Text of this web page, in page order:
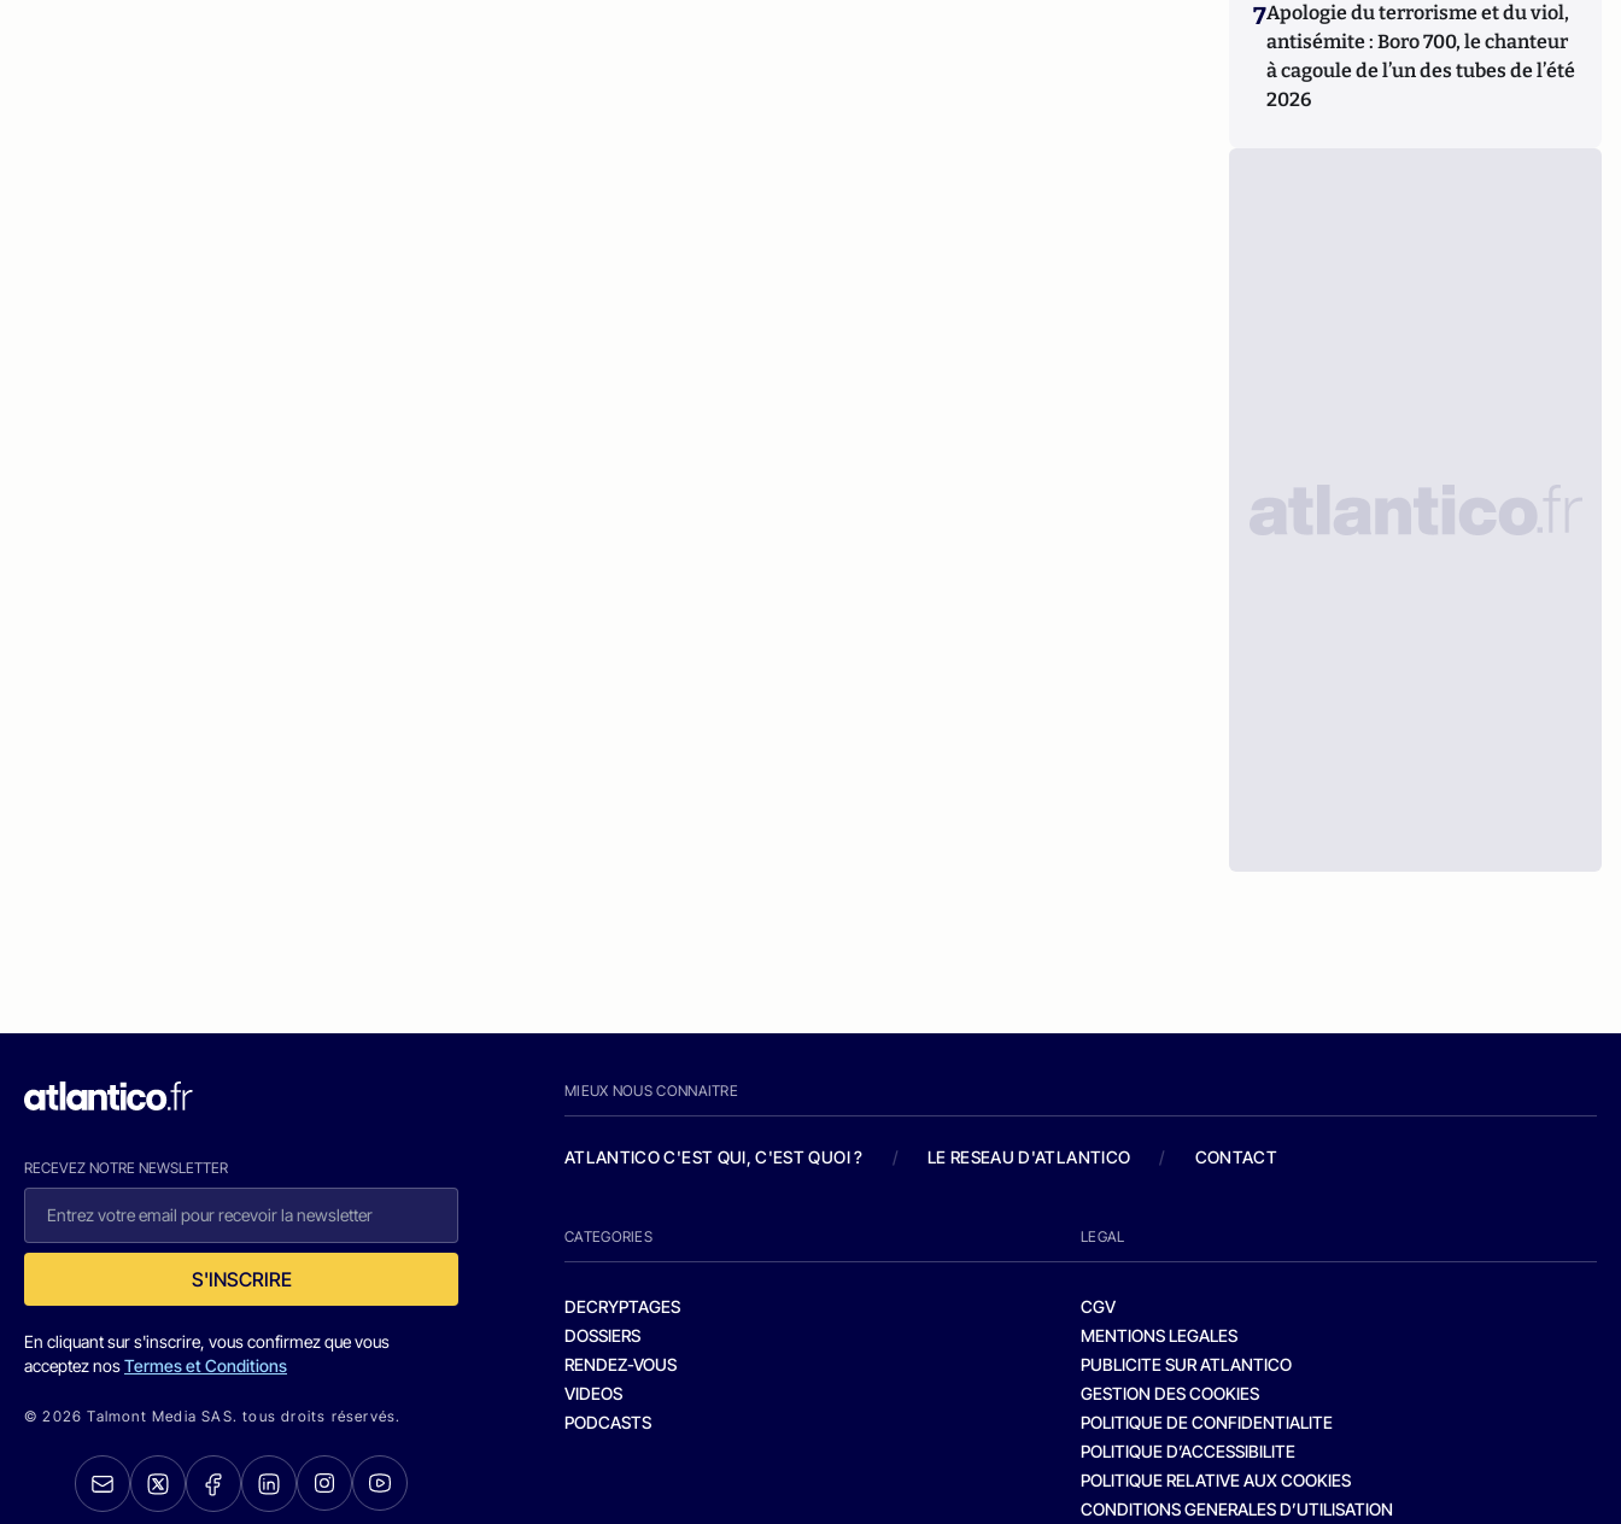
7Apologie du terrorisme et du viol,
antisémite : Boro 700, le chanteur
à cagoule de l’un des tubes de l’été
2026
RECEVEZ NOTRE NEWSLETTER
S'INSCRIRE
En cliquant sur s'inscrire, vous confirmez que vous
acceptez nosTermes et Conditions
© 2026 Talmont Media SAS. tous droits réservés.
MIEUX NOUS CONNAITRE
ATLANTICO C'EST QUI, C'EST QUOI ? / LE RESEAU D'ATLANTICO / CONTACT
CATEGORIES
DECRYPTAGES
DOSSIERS
RENDEZ-VOUS
VIDEOS
PODCASTS
LEGAL
CGV
MENTIONS LEGALES
PUBLICITE SUR ATLANTICO
GESTION DES COOKIES
POLITIQUE DE CONFIDENTIALITE
POLITIQUE D’ACCESSIBILITE
POLITIQUE RELATIVE AUX COOKIES
CONDITIONS GENERALES D’UTILISATION